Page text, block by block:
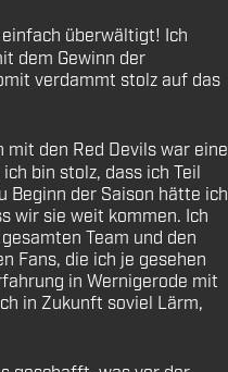
einfach überwältigt! Ich
dem Gewinn der
verdammt stolz auf das
mit den Red Devils war eine
bin stolz, dass ich Teil
Beginn der Saison hätte ich
wir sie weit kommen. Ich
Team und den
Fans, die ich je gesehen
in Wernigerode mit
in Zukunft soviel Lärm,